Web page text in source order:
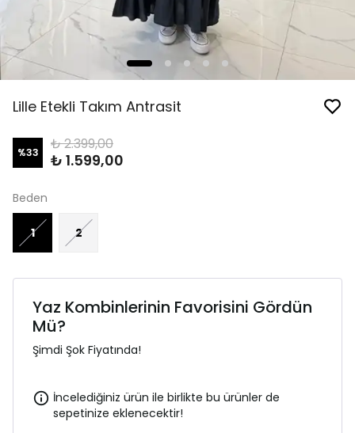
Lille Etekli Takım Antrasit
%33 ₺ 2.399,00
₺ 1.599,00
Beden
1 2
Yaz Kombinlerinin Favorisini Gördün
Mü?
Şimdi Şok Fiyatında!
İncelediğiniz ürün ile birlikte bu ürünler de
sepetinize eklenecektir!